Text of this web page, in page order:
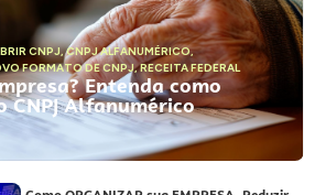
CNPJ,CNPJ ALFANUMÉRICO,
FORMATO DE CNPJ,RECEITA FEDERAL
Entenda como
Alfanumérico